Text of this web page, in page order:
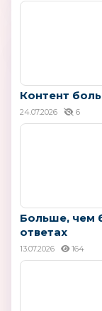
Контент
24.07.2026 6
Больше, чем
ответах
13.07.2026 164